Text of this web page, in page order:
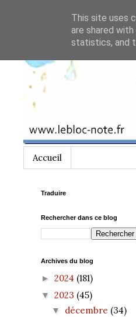
Accueil
Traduire
Rechercher dans ce blog
Archives du blog
► 2024 (181)
▼ 2023 (45)
▼ décembre (34)
This site uses
are shared
statistics, and